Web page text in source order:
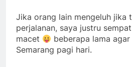
Jika orang lain mengeluh jika
perjalanan, saya justru
macet
beberapa lama
Semarang pagi hari.